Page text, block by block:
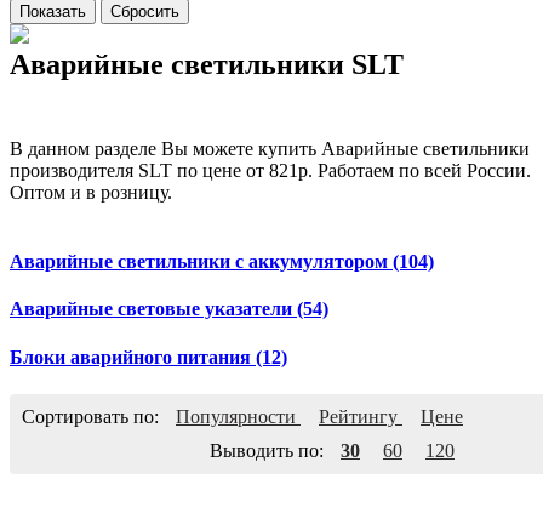
Аварийные светильники SLT
В данном разделе Вы можете купить Аварийные светильники
производителя SLT по цене от 821р. Работаем по всей России.
Оптом и в розницу.
Аварийные светильники с аккумулятором (104)
Аварийные световые указатели (54)
Блоки аварийного питания (12)
Сортировать по: Популярности Рейтингу
Цене
Выводить по:
30 60 120